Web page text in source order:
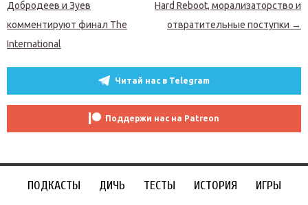
Добродеев и Зуев
комментируют финал The
International
Hard Reboot, морализаторство и
отвратительные поступки →
Читай нас в Telegram
Поддержи нас на Patreon
ПОДКАСТЫ ДИЧЬ ТЕСТЫ ИСТОРИЯ ИГРЫ